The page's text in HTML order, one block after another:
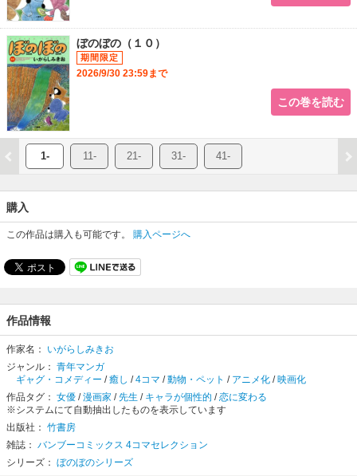
ぼのぼの（１０）
2026/9/30 23:59まで
この巻を読む
1- 11- 21- 31- 41-
購入
この作品は購入も可能です。 購入ページへ
作品情報
作家名： いがらしみきお
ジャンル： 青年マンガ
ギャグ・コメディー /癒し /4コマ /動物・ペット / アニメ化 /映画化
作品タグ： 女優 /漫画家 /先生 / キャラが個性的 /恋に変わる
※システムにて自動抽出したものを表示しています
出版社： 竹書房
雑誌： バンブーコミックス 4コマセレクション
シリーズ： ぼのぼのシリーズ